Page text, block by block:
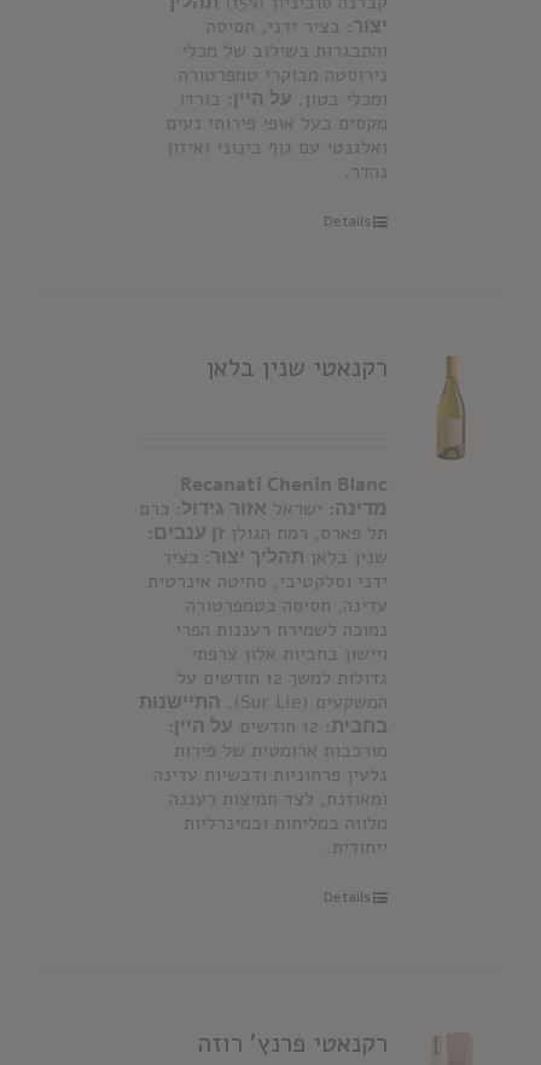
יצור: בציר ידני, תסיסה
והתבגרות בשילוב של מכלי
נירוסטה מבוקרי טמפרטורה
ומכלי בטון. על היין: בורדו
מקסים בעל אופי פירותי נעים
ואלגנטי עם גןף בינוני ואיזון
נהדר.
Details
רקנאטי שנין בלאן
Recanati Chenin Blanc
מדינה: ישראל אזור גידול: כרם
תל פארס, רמת הגולן זן ענבים:
שנין בלאן תהליך יצור: בציר
ידני וסלקטיבי, סחיטה אינרטית
עדינה, תסיסה בטמפרטורה
נמוכה לשמירת רעננות הפרי
ויישון בחביות אלון צרפתי
גדולות למשך 12 חודשים על
המשקעים (Sur Lie).
התיישנות
בחבית:
על היין:
מורכבות ארומטית של פירות
גלעין פרחוניות ודבשיות עדינה
ומאוזנת, לצד חמיצות רעננה
מלווה במליחות ובמינרליות
ייחודית.
Details
רקנאטי פרנץ' רוזה